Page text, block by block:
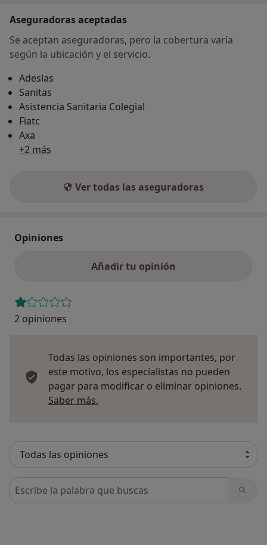
Aseguradoras aceptadas
Se aceptan aseguradoras, pero la cobertura varía
según la ubicación y el servicio.
Adeslas
Sanitas
Asistencia Sanitaria Colegial
Fiatc
Axa
+2 más
Ver todas las aseguradoras
Opiniones
Añadir tu opinión
2 opiniones
Todas las opiniones son importantes, por
este motivo, los especialistas no pueden
pagar para modificar o eliminar opiniones.
Saber más.
Busca en opiniones